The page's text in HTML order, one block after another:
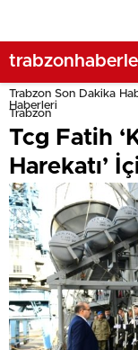
Trabzon Son Dakika
Haberleri
Trabzon
Tcg Fatih
Harekatı’